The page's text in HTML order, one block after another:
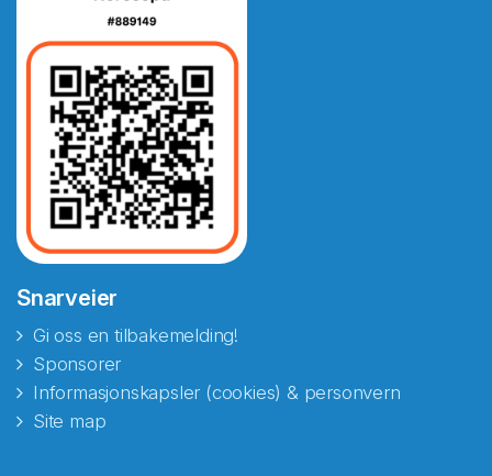
Snarveier
Gi oss en tilbakemelding!
Sponsorer
Informasjonskapsler (cookies) & personvern
Site map